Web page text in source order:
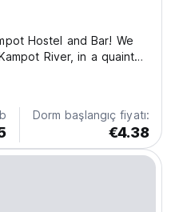
Hostel and Bar! We
River, in a quaint
enjoying our bar and
swimming! Kayaks
Dorm başlangıç fiyatı:
€4.38